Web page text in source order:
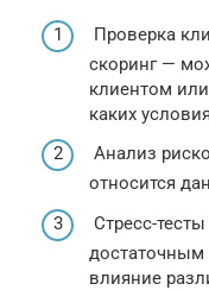
Проверка
скоринг —
клиентом
каких
Анализ
относится
Стресс-
достаточным
влияние